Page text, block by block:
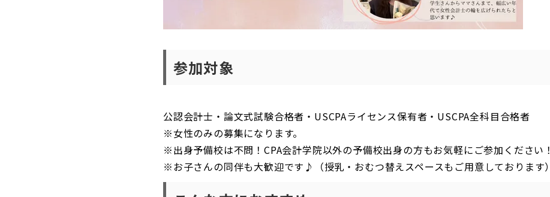
参加対象
公認会計士・論文式試験合格者・USCPAライセンス保有者・USCPA全科目合格者
※女性のみの募集になります。
※出身予備校は不問！CPA会計学院以外の予備校出身の方もお気軽にご参加ください！
※お子さんの同伴も大歓迎です♪（授乳・おむつ替えスペースもご用意しております）